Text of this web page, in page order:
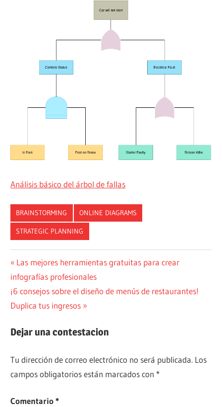
Análisis básico del árbol de fallas
BRAINSTORMING ONLINE DIAGRAMS
STRATEGIC PLANNING
Navegación
de
entradas
Entrada
anterior:
Las mejores herramientas gratuitas para crear
infografías profesionales
Siguiente
entrada:
¡6 consejos sobre el diseño de menús de restaurantes!
Duplica tus ingresos
Dejar una contestacion
Tu dirección de correo electrónico no será publicada. Los
campos obligatorios están marcados con *
Comentario*